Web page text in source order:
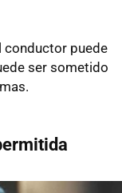
conductor puede
ser sometido